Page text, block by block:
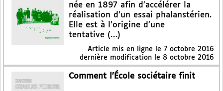
née en 1897 afin d’accélérer la
réalisation d’un essai phalanstérien.
Elle est à l’origine d’une
tentative (…)
Article mis en ligne le 7 octobre 2016
dernière modification le 8 octobre 2016
Comment l’École sociétaire finit